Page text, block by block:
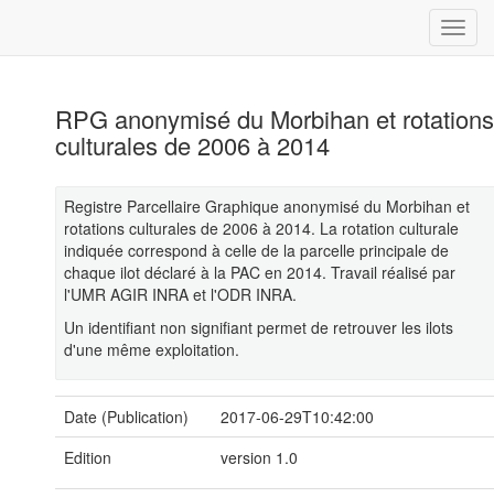
RPG anonymisé du Morbihan et rotations
culturales de 2006 à 2014
Registre Parcellaire Graphique anonymisé du Morbihan et
rotations culturales de 2006 à 2014. La rotation culturale
indiquée correspond à celle de la parcelle principale de
chaque ilot déclaré à la PAC en 2014. Travail réalisé par
l'UMR AGIR INRA et l'ODR INRA.
Un identifiant non signifiant permet de retrouver les ilots
d'une même exploitation.
Date (Publication)
2017-06-29T10:42:00
Edition
version 1.0